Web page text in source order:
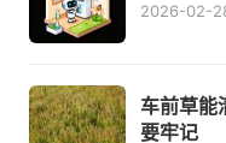
2026-02-
车前草能
要牢记